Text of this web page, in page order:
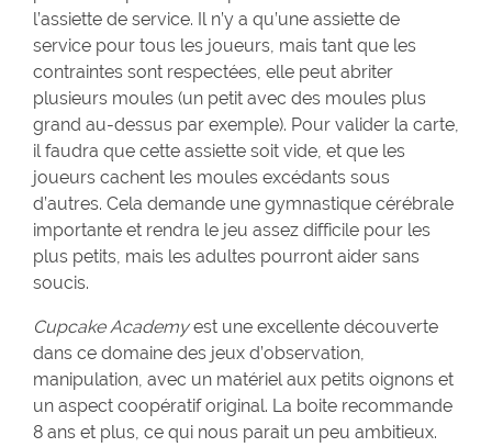
l’assiette de service. Il n’y a qu’une assiette de
service pour tous les joueurs, mais tant que les
contraintes sont respectées, elle peut abriter
plusieurs moules (un petit avec des moules plus
grand au-dessus par exemple). Pour valider la carte,
il faudra que cette assiette soit vide, et que les
joueurs cachent les moules excédants sous
d’autres. Cela demande une gymnastique cérébrale
importante et rendra le jeu assez difficile pour les
plus petits, mais les adultes pourront aider sans
soucis.
Cupcake Academyest une excellente découverte
dans ce domaine des jeux d’observation,
manipulation, avec un matériel aux petits oignons et
un aspect coopératif original. La boite recommande
8 ans et plus, ce qui nous parait un peu ambitieux.